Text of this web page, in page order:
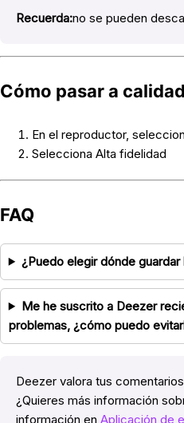
Recuerda:no se pueden
Cómo pasar a
En el reproductor,
Selecciona Alta fidelidad
FAQ
¿Puedo elegir dónde
Me he suscrito a Deezer
problemas, ¿cómo puedo
Deezer valora tus
¿Quieres más información
información en Aplicación de